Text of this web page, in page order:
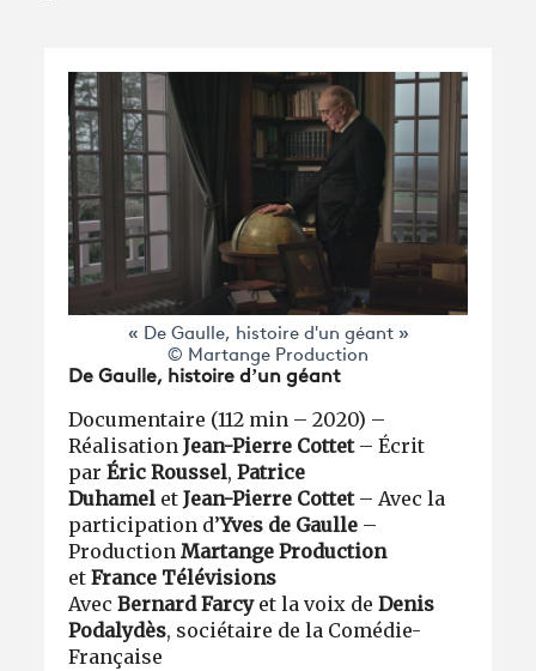
« De Gaulle, histoire d'un géant »
© Martange Production
De Gaulle, histoire d’un géant
Documentaire (112 min – 2020) –
RéalisationJean-Pierre Cottet – Écrit
par Éric Roussel, Patrice
Duhamel et Jean-Pierre Cottet– Avec la
participation d’Yves de Gaulle –
ProductionMartange Production
etFrance Télévisions
AvecBernard Farcy et la voix de Denis
Podalydès, sociétaire de la Comédie-
Française